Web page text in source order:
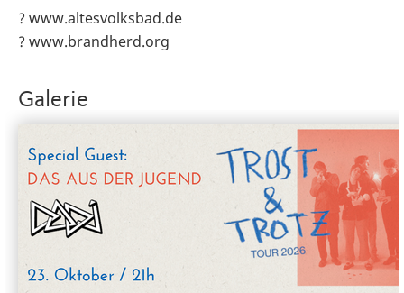
? www.altesvolksbad.de
? www.brandherd.org
Galerie